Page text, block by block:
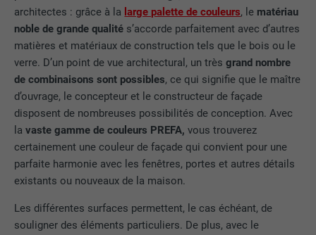
architectes : grâce à la large palette de couleurs, le matériau
noble de grande qualité s’accorde parfaitement avec d’autres
matières et matériaux de construction tels que le bois ou le
verre. D’un point de vue architectural, un trèsgrand nombre
de combinaisons sont possibles, ce qui signifie que le maître
d’ouvrage, le concepteur et le constructeur de façade
disposent de nombreuses possibilités de conception. Avec
lavaste gamme de couleurs PREFA, vous trouverez
certainement une couleur de façade qui convient pour une
parfaite harmonie avec les fenêtres, portes et autres détails
existants ou nouveaux de la maison.
Les différentes surfaces permettent, le cas échéant, de
souligner des éléments particuliers. De plus, avec le